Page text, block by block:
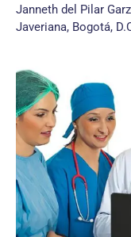
Janneth del Pilar
Javeriana, Bogotá,